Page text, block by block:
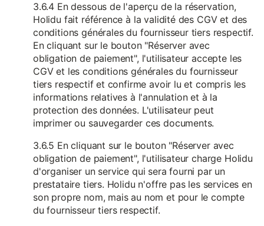
3.6.4 En dessous de l'aperçu de la réservation,
Holidu fait référence à la validité des CGV et des
conditions générales du fournisseur tiers respectif.
En cliquant sur le bouton "Réserver avec
obligation de paiement", l'utilisateur accepte les
CGV et les conditions générales du fournisseur
tiers respectif et confirme avoir lu et compris les
informations relatives à l'annulation et à la
protection des données. L'utilisateur peut
imprimer ou sauvegarder ces documents.
3.6.5 En cliquant sur le bouton "Réserver avec
obligation de paiement", l'utilisateur charge Holidu
d'organiser un service qui sera fourni par un
prestataire tiers. Holidu n'offre pas les services en
son propre nom, mais au nom et pour le compte
du fournisseur tiers respectif.